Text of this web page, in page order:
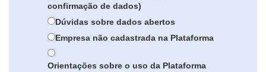
confirmação de dados)
Dúvidas sobre dados abertos
Empresa não cadastrada na Plataforma
Orientações sobre o uso da Plataforma